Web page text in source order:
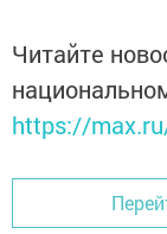
Читайте
https://